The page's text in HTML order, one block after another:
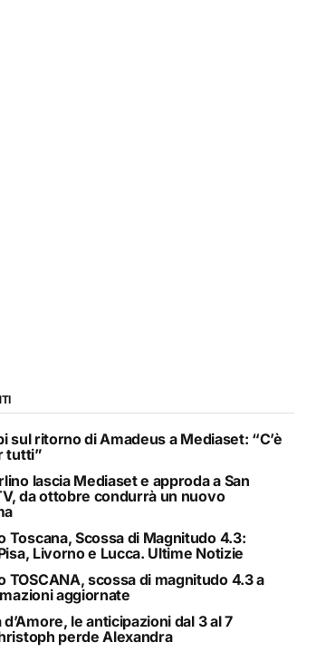
sul ritorno di Amadeus a Mediaset: “C’è
tutti”
lascia Mediaset e approda a San
da ottobre condurrà un nuovo
Toscana, Scossa di Magnitudo 4.3:
Livorno e Lucca. Ultime Notizie
TOSCANA, scossa di magnitudo 4.3 a
aggiornate
le anticipazioni dal 3 al 7
perde Alexandra